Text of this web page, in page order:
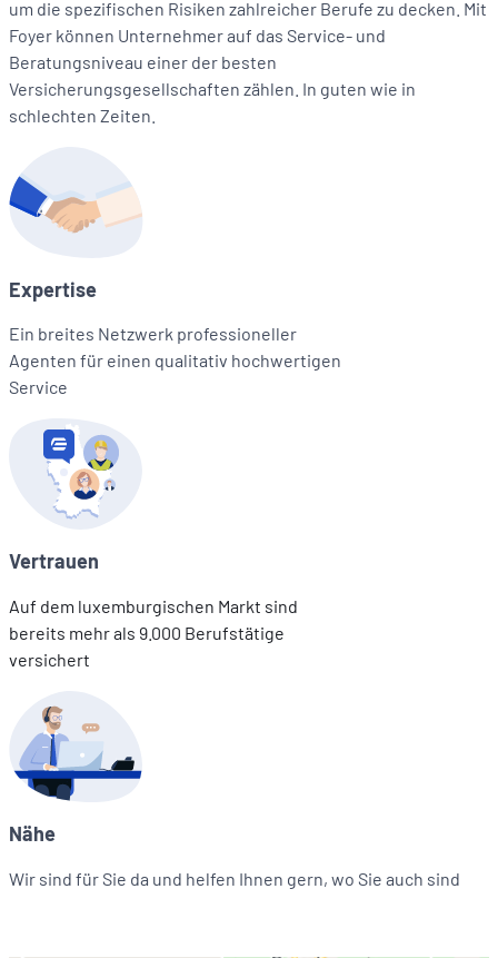
um die spezifischen Risiken zahlreicher Berufe zu decken. Mit
Foyer können Unternehmer auf das Service- und
Beratungsniveau einer der besten
Versicherungsgesellschaften zählen. In guten wie in
schlechten Zeiten.
Expertise
Ein breites Netzwerk professioneller
Agenten für einen qualitativ hochwertigen
Service
Vertrauen
Auf dem luxemburgischen Markt sind
bereits mehr als 9.000 Berufstätige
versichert
Nähe
Wir sind für Sie da und helfen Ihnen gern, wo Sie auch sind